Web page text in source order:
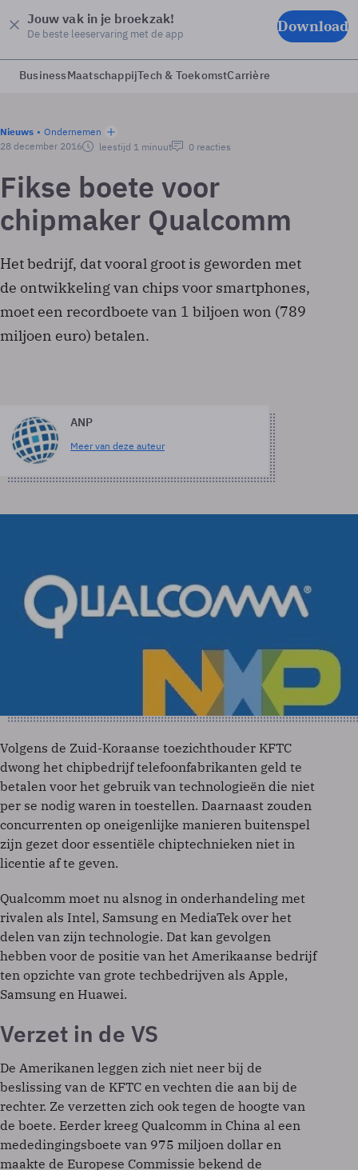
Jouw vak in je broekzak!
De beste leeservaring met de app Download
BusinessMaatschappijTech & ToekomstCarrière
Nieuws
Ondernemen
28 december 2016
leestijd 1 minuut 0 reacties
Fikse boete voor
chipmaker Qualcomm
Het bedrijf, dat vooral groot is geworden met
de ontwikkeling van chips voor smartphones,
moet een recordboete van 1 biljoen won (789
miljoen euro) betalen.
ANP
Meer van deze auteur
Volgens de Zuid-Koraanse toezichthouder KFTC
dwong het chipbedrijf telefoonfabrikanten geld te
betalen voor het gebruik van technologieën die niet
per se nodig waren in toestellen. Daarnaast zouden
concurrenten op oneigenlijke manieren buitenspel
zijn gezet door essentiële chiptechnieken niet in
licentie af te geven.
Qualcomm moet nu alsnog in onderhandeling met
rivalen als Intel, Samsung en MediaTek over het
delen van zijn technologie. Dat kan gevolgen
hebben voor de positie van het Amerikaanse bedrijf
ten opzichte van grote techbedrijven als Apple,
Samsung en Huawei.
Verzet in de VS
De Amerikanen leggen zich niet neer bij de
beslissing van de KFTC en vechten die aan bij de
rechter. Ze verzetten zich ook tegen de hoogte van
de boete. Eerder kreeg Qualcomm in China al een
mededingingsboete van 975 miljoen dollar en
maakte de Europese Commissie bekend de